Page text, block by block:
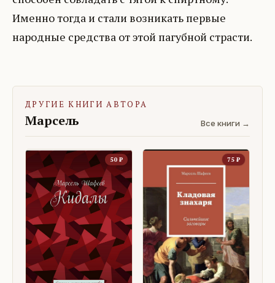
Именно тогда и стали возникать первые
народные средства от этой пагубной страсти.
ДРУГИЕ КНИГИ АВТОРА
Марсель Все книги →
50 ₽ 75 ₽